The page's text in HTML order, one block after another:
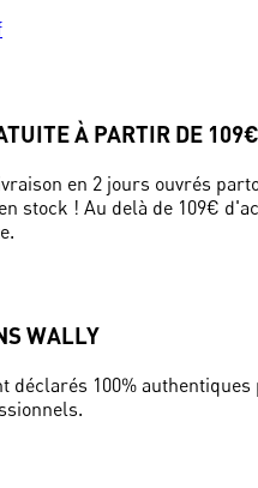
À PARTIR DE 109€
en 2 jours ouvrés
stock ! Au delà de 109€
WALLY
déclarés 100% authentiques